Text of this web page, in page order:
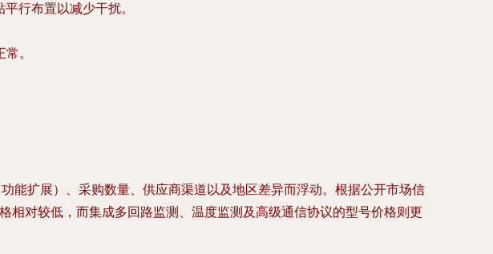
行布置以减少干扰。
。
能扩展）、采购数量、供应商渠道以及地区差异而浮动。根据公开市场信
相对较低，而集成多回路监测、温度监测及高级通信协议的型号价格则更